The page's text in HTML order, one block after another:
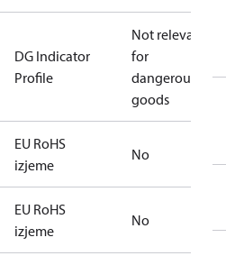
DG Indicator
Profile
Not relevant
for
dangerous
goods
EU RoHS
izjeme
No
EU RoHS
izjeme
No